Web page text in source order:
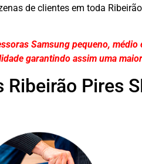
de clientes em toda
Samsung pequeno,
garantindo assim uma
Pires